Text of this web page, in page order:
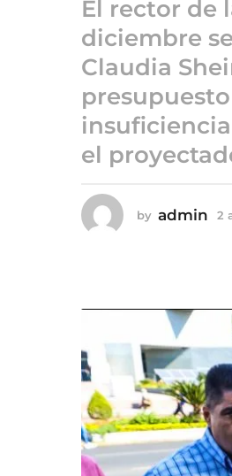
2
a
o
s
a
g
o
El rector de
diciembre
Claudia
el
by admin 2